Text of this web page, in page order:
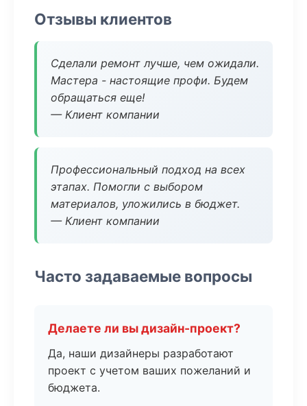
Отзывы клиентов
Сделали ремонт лучше, чем ожидали.
Мастера - настоящие профи. Будем
обращаться еще!
— Клиент компании
Профессиональный подход на всех
этапах. Помогли с выбором
материалов, уложились в бюджет.
— Клиент компании
Часто задаваемые вопросы
Делаете ли вы дизайн-проект?
Да, наши дизайнеры разработают
проект с учетом ваших пожеланий и
бюджета.